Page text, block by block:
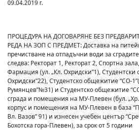
09.04.2019 г.
ПРОЦЕДУРА НА ДОГОВАРЯНЕ БЕЗ
РЕДА НА ЗОП С ПРЕДМЕТ: Доставка на
пречистване на отпадъчни води за
следва: Ректорат 1, Ректорат 2, Спортна
Фармация (ул. „Кл. Охридски”1), Студентски
Охридски”22), Студентско общежитие “СО-
Румянцев”№31) и Студентско общежитие
сграда и помещения на МУ-Плевен (бул. „Хр.
корпус и помещения на МУ-Плевен в база
Вл. Вазов” 91) и изнесен учебен център
Бохотска гора-Плевен), за срок от 5 години